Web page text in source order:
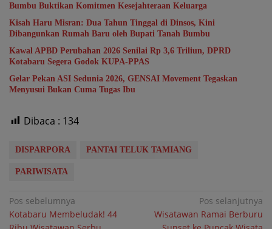
Bumbu Buktikan Komitmen Kesejahteraan Keluarga
Kisah Haru Misran: Dua Tahun Tinggal di Dinsos, Kini
Dibangunkan Rumah Baru oleh Bupati Tanah Bumbu
Kawal APBD Perubahan 2026 Senilai Rp 3,6 Triliun, DPRD
Kotabaru Segera Godok KUPA-PPAS
Gelar Pekan ASI Sedunia 2026, GENSAI Movement Tegaskan
Menyusui Bukan Cuma Tugas Ibu
Dibaca : 134
DISPARPORA PANTAI TELUK TAMIANG
PARIWISATA
Navigasi
pos
Pos sebelumnya
Kotabaru Membeludak! 44
Pos selanjutnya
Wisatawan Ramai Berburu